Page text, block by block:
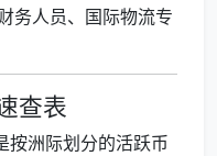
务人员、国际物流专
查表
按洲际划分的活跃币